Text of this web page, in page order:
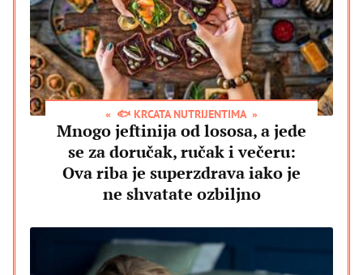
🐟 KRCATA NUTRIJENTIMA
Mnogo jeftinija od lososa, a jede
se za doručak, ručak i večeru:
Ova riba je superzdrava iako je
ne shvatate ozbiljno